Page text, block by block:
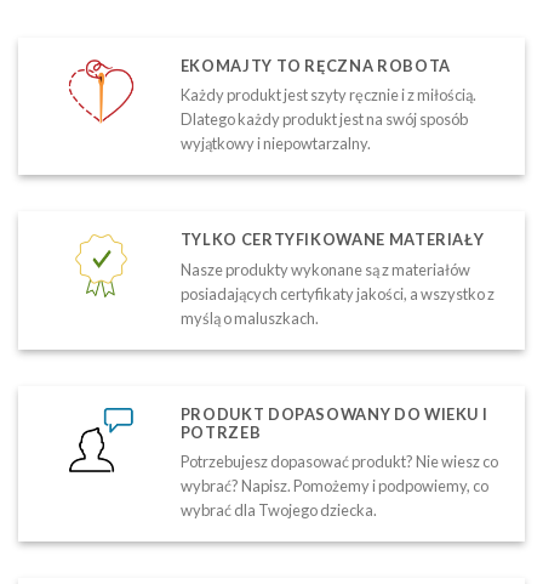
EKOMAJTY TO RĘCZNA ROBOTA
Każdy produkt jest szyty ręcznie i z miłością.
Dlatego każdy produkt jest na swój sposób
wyjątkowy i niepowtarzalny.
TYLKO CERTYFIKOWANE MATERIAŁY
Nasze produkty wykonane są z materiałów
posiadających certyfikaty jakości, a wszystko z
myślą o maluszkach.
PRODUKT DOPASOWANY DO WIEKU I
POTRZEB
Potrzebujesz dopasować produkt? Nie wiesz co
wybrać? Napisz. Pomożemy i podpowiemy, co
wybrać dla Twojego dziecka.